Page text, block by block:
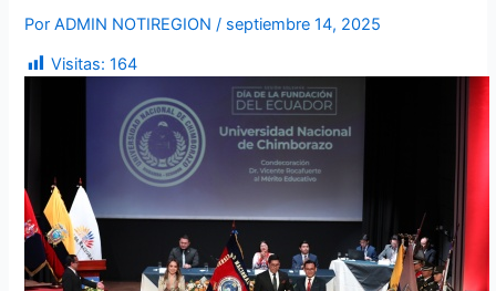
PorADMIN NOTIREGION/ septiembre 14, 2025
Visitas: 164